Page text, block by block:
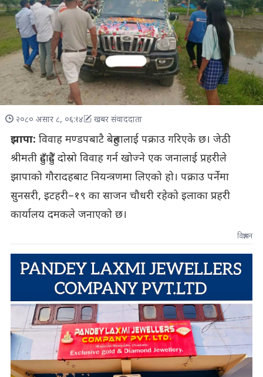
२०८० असार ८, ०६:१४ खबर संवाददाता
झापा: विवाह मण्डपबाटै बेहुलालाई पक्राउ गरिएके छ। जेठी
श्रीमती हुँदाहुँदै दोस्रो विवाह गर्न खोज्ने एक जनालाई प्रहरीले
झापाको गौरादहबाट नियन्त्रणमा लिएको हो। पक्राउ पर्नेमा
सुनसरी, इटहरी–१९ का साजन चौधरी रहेको इलाका प्रहरी
कार्यालय दमकले जनाएको छ।
विज्ञापन